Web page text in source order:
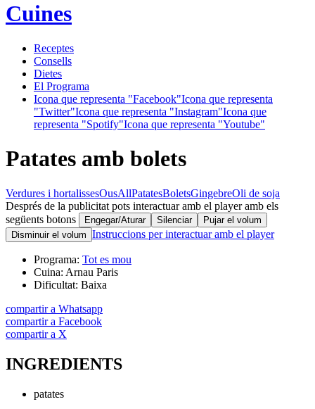
Cuines
Receptes
Consells
Dietes
El Programa
Icona que representa "Facebook"Icona que representa
"Twitter"Icona que representa "Instagram"Icona que
representa "Spotify"Icona que representa "Youtube"
Patates amb bolets
Verdures i hortalissesOusAllPatatesBoletsGingebreOli de soja
Després de la publicitat pots interactuar amb el player amb els
següents botons
Engegar/Aturar Silenciar
Pujar el volum
Disminuir el volum Instruccions per interactuar amb el player
Programa: Tot es mou
Cuina: Arnau Paris
Dificultat: Baixa
compartir a Whatsapp
compartir a Facebook
compartir a X
INGREDIENTS
patates